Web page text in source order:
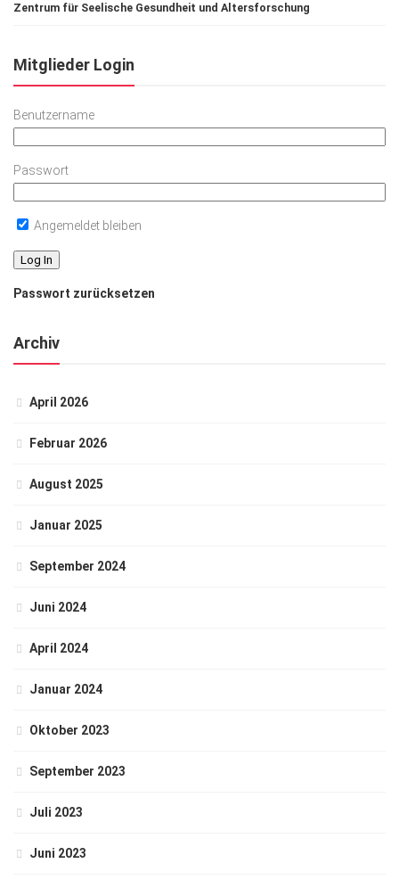
Zentrum für Seelische Gesundheit und Altersforschung
Mitglieder Login
Benutzername
Passwort
Angemeldet bleiben
Passwort zurücksetzen
Archiv
April 2026
Februar 2026
August 2025
Januar 2025
September 2024
Juni 2024
April 2024
Januar 2024
Oktober 2023
September 2023
Juli 2023
Juni 2023